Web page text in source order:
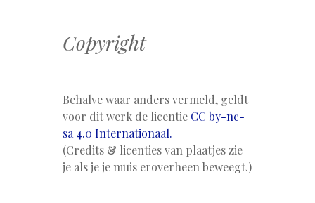
Copyright
Behalve waar anders vermeld, geldt
voor dit werk de licentie CC by-nc-
sa 4.0 Internationaal.
(Credits & licenties van plaatjes zie
je als je je muis eroverheen beweegt.)